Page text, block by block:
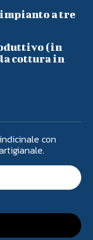
a tre
(in
cottura in
con